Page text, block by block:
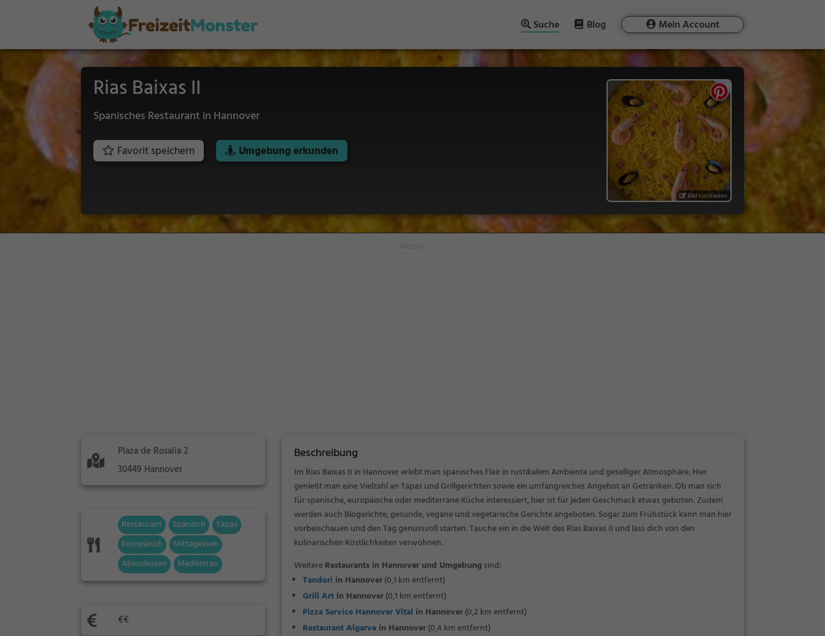
Suche Blog Mein Account
Rias Baixas II
Spanisches Restaurant in Hannover
Favorit speichern Umgebung erkunden
Bild hochladen
Plaza de Rosalia 2
30449 Hannover
Restaurant Spanisch
Tapas
Europäisch
Mittagessen
Abendessen
Mediterran
€€
Beschreibung
Im Rias Baixas II in Hannover erlebt man spanisches Flair in rustikalem Ambiente und geselliger Atmosphäre. Hier
genießt man eine Vielzahl an Tapas und Grillgerichten sowie ein umfangreiches Angebot an Getränken. Ob man sich
für spanische, europäische oder mediterrane Küche interessiert, hier ist für jeden Geschmack etwas geboten. Zudem
werden auch Biogerichte, gesunde, vegane und vegetarische Gerichte angeboten. Sogar zum Frühstück kann man hier
vorbeischauen und den Tag genussvoll starten. Tauche ein in die Welt des Rias Baixas II und lass dich von den
kulinarischen Köstlichkeiten verwöhnen.
WeitereRestaurants in Hannover und Umgebungsind:
Tandori in Hannover(0,1 km entfernt)
Grill Art in Hannover(0,1 km entfernt)
Pizza Service Hannover Vital in Hannover(0,2 km entfernt)
Restaurant Algarve in Hannover(0,4 km entfernt)